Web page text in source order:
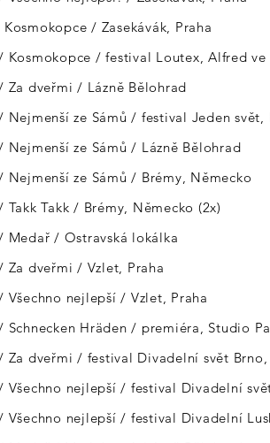
/ Zasekávák, Praha
Kosmokopce / festival Loutex, Alfred ve
Za dveřmi / Lázně Bělohrad
Nejmenší ze Sámů / festival Jeden svět,
Nejmenší ze Sámů / Lázně Bělohrad
Nejmenší ze Sámů / Brémy, Německo
Takk Takk / Brémy, Německo (2x)
Medař / Ostravská lokálka
Za dveřmi / Vzlet, Praha
Všechno nejlepší / Vzlet, Praha
Schnecken Hräden / premiéra, Studio
Za dveřmi / festival Divadelní svět
Všechno nejlepší / festival Divadelní
Všechno nejlepší / festival Divadelní